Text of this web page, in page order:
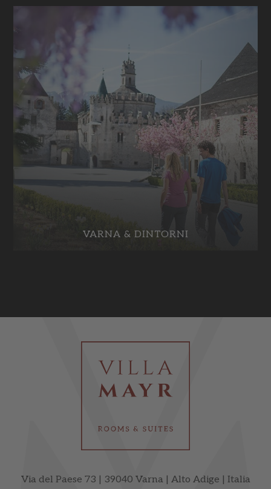
VARNA & DINTORNI
Via del Paese 73 | 39040 Varna | Alto Adige | Italia